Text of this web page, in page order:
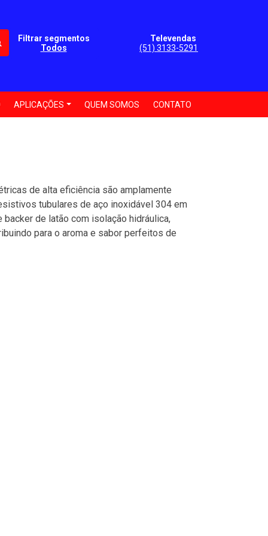
Filtrar segmentos
Todos
Televendas
(51) 3133-5291
APLICAÇÕES QUEM SOMOS CONTATO
de alta eficiência são amplamente
tubulares de aço inoxidável 304 em
de latão com isolação hidráulica,
para o aroma e sabor perfeitos de